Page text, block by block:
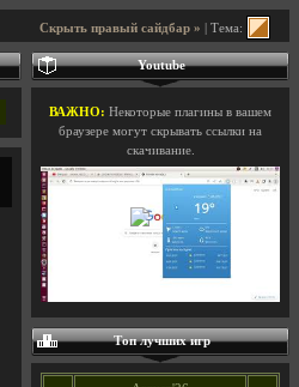
Скрыть правый сайдбар » | Тема:
Youtube
ВАЖНО: Некоторые плагины в вашем
браузере могут скрывать ссылки на
скачивание.
Топ лучших игр